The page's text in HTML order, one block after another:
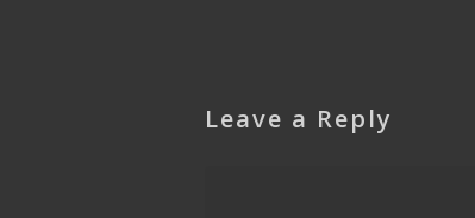
Leave a Reply